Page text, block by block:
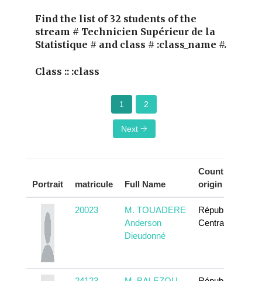
Find the list of 32 students of the
stream # Technicien Supérieur de la
Statistique # and class # :class_name #.
Class :: :class
1 2
Next
Portrait matricule Full Name
Country of
origin
20023
M. TOUADERE
Anderson
Dieudonné
République
Centrafricaine